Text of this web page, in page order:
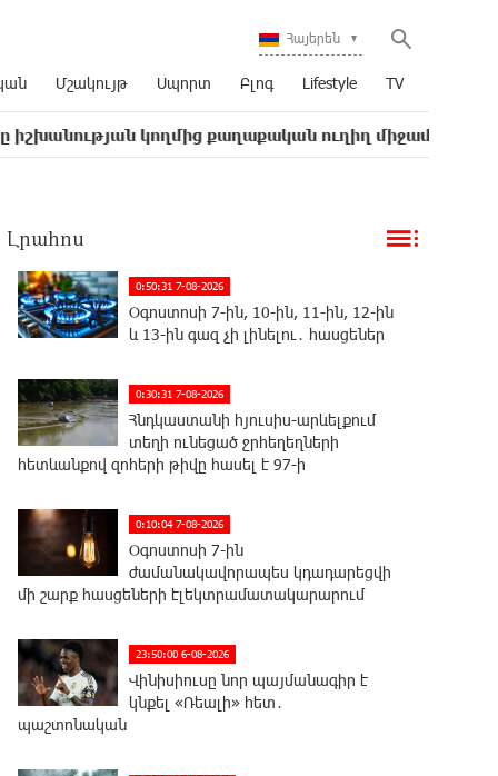
Հայերեն
Մշակույթ Սպորտ Բլոգ Lifestyle TV
կողմից քաղաքական ուղիղ միջամտություն է
Լրահոս
0:50:31 7-08-2026
Օգոստոսի 7-ին, 10-ին, 11-ին, 12-ին
և 13-ին գազ չի լինելու․ հասցեներ
0:30:31 7-08-2026
Հնդկաստանի հյուսիս-արևելքում
տեղի ունեցած ջրհեղեղների
հետևանքով զոհերի թիվը հասել է 97-ի
0:10:04 7-08-2026
Օգոստոսի 7-ին
ժամանակավորապես կդադարեցվի
մի շարք հասցեների էլեկտրամատակարարում
23:50:00 6-08-2026
Վինիսիուսը նոր պայմանագիր է
կնքել «Ռեալի» հետ․
պաշտոնական